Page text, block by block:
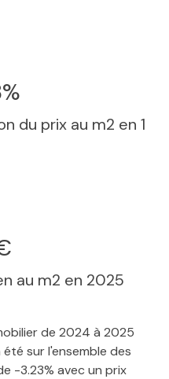
du prix au m2 en 1
au m2 en 2025
de 2024 à 2025
sur l'ensemble des
-3.23% avec un prix